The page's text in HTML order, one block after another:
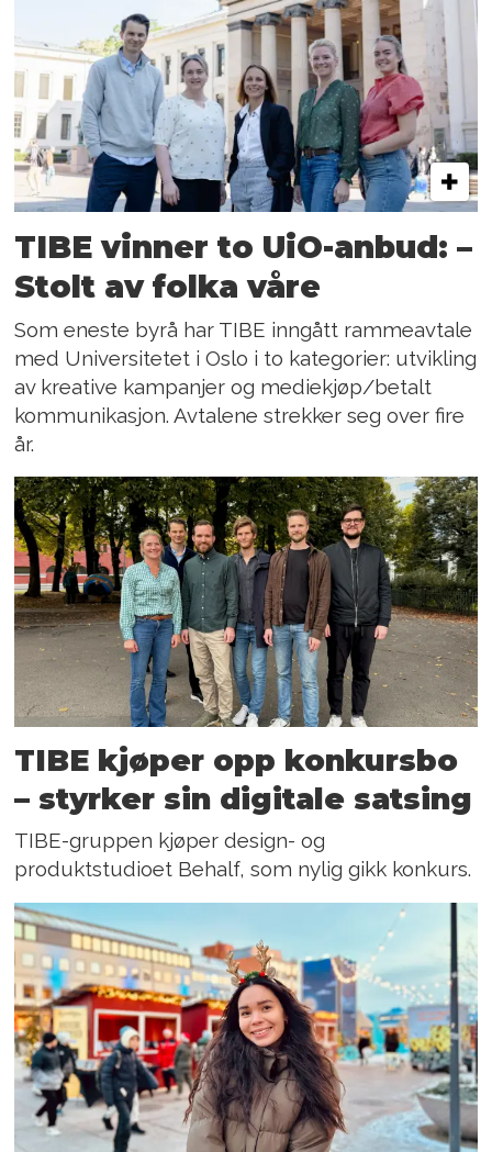
TIBE vinner to UiO-anbud: –
Stolt av folka våre
Som eneste byrå har TIBE inngått rammeavtale
med Universitetet i Oslo i to kategorier: utvikling
av kreative kampanjer og mediekjøp/betalt
kommunikasjon. Avtalene strekker seg over fire
år.
TIBE kjøper opp konkursbo
– styrker sin digitale satsing
TIBE-gruppen kjøper design- og
produktstudioet Behalf, som nylig gikk konkurs.